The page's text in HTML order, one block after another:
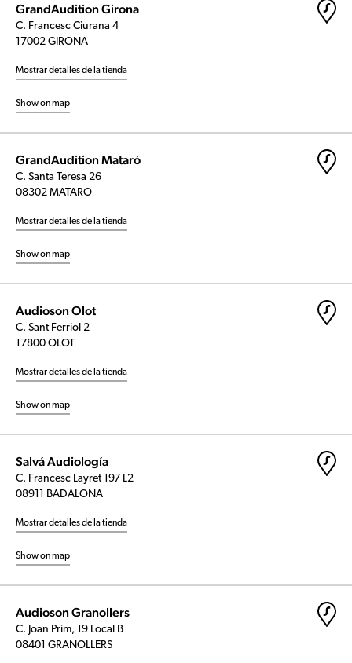
GrandAudition Girona
C. Francesc Ciurana 4
17002 GIRONA
Mostrar detalles de la tienda
Show on map
GrandAudition Mataró
C. Santa Teresa 26
08302 MATARO
Mostrar detalles de la tienda
Show on map
Audioson Olot
C. Sant Ferriol 2
17800 OLOT
Mostrar detalles de la tienda
Show on map
Salvá Audiología
C. Francesc Layret 197 L2
08911 BADALONA
Mostrar detalles de la tienda
Show on map
Audioson Granollers
C. Joan Prim, 19 Local B
08401 GRANOLLERS